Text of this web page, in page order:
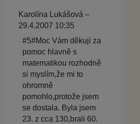
Karolína Lukášová –
29.4.2007 10:35
#5#Moc Vám děkuji za
pomoc hlavně s
matematikou rozhodně
si myslím,že mi to
ohromně
pomohlo,protože jsem
se dostala. Byla jsem
23. z cca 130,brali 60.